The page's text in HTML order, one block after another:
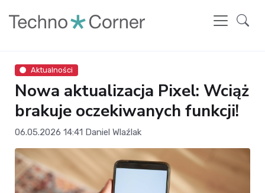
Aktualności
Nowa aktualizacja Pixel: Wciąż
brakuje oczekiwanych funkcji!
06.05.2026 14:41 Daniel Wlaźlak